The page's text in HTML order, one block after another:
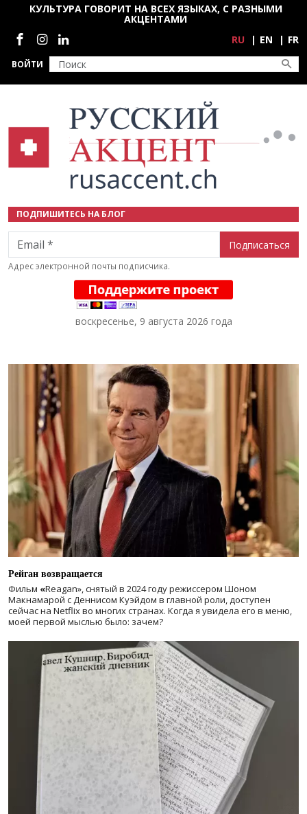
Перейти к основному содержанию
ВОЙТИ
КУЛЬТУРА ГОВОРИТ НА ВСЕХ ЯЗЫКАХ, С РАЗНЫМИ
АКЦЕНТАМИ
Социальные сети
RU EN FR
ПОДПИШИТЕСЬ НА БЛОГ
Email
Адрес электронной почты подписчика.
воскресенье, 9 августа 2026 года
Рейган возвращается
Фильм «Reagan», снятый в 2024 годурежиссером Шоном
Макнамарой с Деннисом Куэйдом в главной роли, доступен
сейчас на Netflix во многих странах. Когда я увидела его в меню,
моей первой мыслью было: зачем?